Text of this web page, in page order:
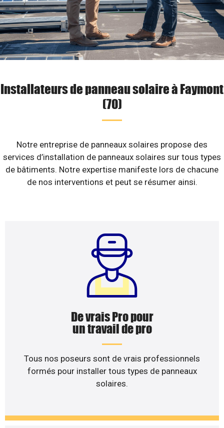
Installateurs de panneau solaire à Faymont
(70)
Notre entreprise de panneaux solaires propose des
services d’installation de panneaux solaires sur tous types
de bâtiments. Notre expertise manifeste lors de chacune
de nos interventions et peut se résumer ainsi.
De vrais Pro pour
un travail de pro
Tous nos poseurs sont de vrais professionnels
formés pour installer tous types de panneaux
solaires.